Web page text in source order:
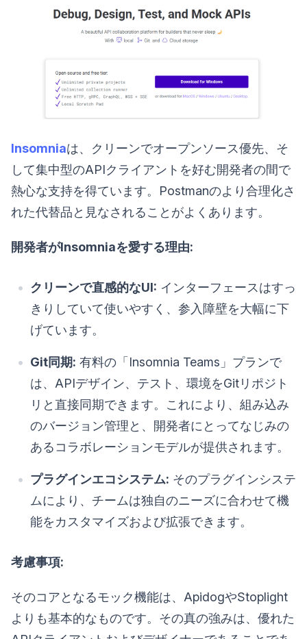
Insomniaは、クリーンでオープンソース優先、そ
して集中型のAPIクライアントを好む開発者の間で
熱心な支持を得ています。Postmanのより合理化さ
れた代替品と見なされることがよくあります。
開発者がInsomniaを愛する理由:
クリーンで直感的なUI: インターフェースはすっ
きりしていて使いやすく、参入障壁を大幅に下
げています。
Git同期: 有料の「Insomnia Teams」プランで
は、APIデザイン、テスト、環境をGitリポジト
リと直接同期できます。これにより、組み込み
のバージョン管理と、開発者にとってなじみの
あるコラボレーションモデルが提供されます。
プラグインエコシステム: そのプラグインシステ
ムにより、チームは独自のニーズに合わせて機
能をカスタマイズおよび拡張できます。
考慮事項:
そのコアとなるモック機能は、ApidogやStoplight
よりも基本的なものです。その真の強みは、優れた